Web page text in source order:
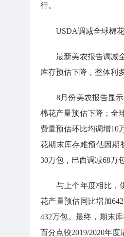
行。
USDA调减全球棉花
最新美农报告调减全
库存预估下降，整体利多
8月份美农报告显示
棉花产量预估下降；全
费量预估环比均调增10
花期末库存难预估因期
30万包，巴西调减68万包
与上个年度相比，供
花产量预估同比增加
432万包。最终，期末
百分点较2019/2020年度